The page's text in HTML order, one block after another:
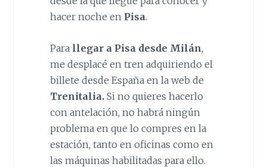
hacer noche en Pisa.
Para llegar a Pisa desde Milán,
me desplacé en tren adquiriendo el
billete desde España en la web de
Trenitalia. Si no quieres hacerlo
con antelación, no habrá ningún
problema en que lo compres en la
estación, tanto en oficinas como en
las máquinas habilitadas para ello.